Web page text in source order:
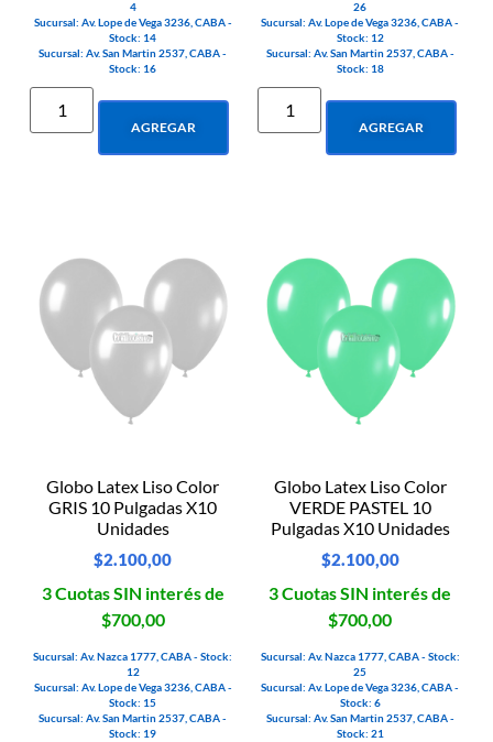
4
Sucursal: Av. Lope de Vega 3236, CABA -
Stock: 14
Sucursal: Av. San Martin 2537, CABA -
Stock: 16
AGREGAR
26
Sucursal: Av. Lope de Vega 3236, CABA -
Stock: 12
Sucursal: Av. San Martin 2537, CABA -
Stock: 18
AGREGAR
Globo Latex Liso Color
GRIS 10 Pulgadas X10
Unidades
$2.100,00
3 Cuotas SIN interés de
$700,00
Sucursal: Av. Nazca 1777, CABA - Stock:
12
Sucursal: Av. Lope de Vega 3236, CABA -
Stock: 15
Sucursal: Av. San Martin 2537, CABA -
Stock: 19
Globo Latex Liso Color
VERDE PASTEL 10
Pulgadas X10 Unidades
$2.100,00
3 Cuotas SIN interés de
$700,00
Sucursal: Av. Nazca 1777, CABA - Stock:
25
Sucursal: Av. Lope de Vega 3236, CABA -
Stock: 6
Sucursal: Av. San Martin 2537, CABA -
Stock: 21